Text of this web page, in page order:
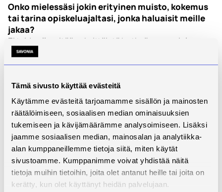
Tämä sivusto käyttää evästeitä
Käytämme evästeitä tarjoamamme sisällön ja mainosten
räätälöimiseen, sosiaalisen median ominaisuuksien
tukemiseen ja kävijämäärämme analysoimiseen. Lisäksi
jaamme sosiaalisen median, mainosalan ja analytiikka-
alan kumppaneillemme tietoja siitä, miten käytät
sivustoamme. Kumppanimme voivat yhdistää näitä
tietoja muihin tietoihin, joita olet antanut heille tai joita on
kerätty, kun olet käyttänyt heidän palvelujaan.
Onko mielessäsi jokin erityinen muisto, kokemus
tai tarina opiskeluajaltasi, jonka haluaisit meille
jakaa?
Ei taida olla mitään yksittäistä hetkeä, vaan mieleen
ovat jääneet kaikki tanssitunnit huippuopettajien
johdolla, ihanien opiskelukollegojen kannustavassa
miten selätit sen?
Yllättäen suurin haaste ei ollutkaan se, miten kroppa
kestää, vaan se, miten muistikapasiteetti riittää
kaikkien liikesarjojen nopeaan omaksumiseen.
Pikkuhiljaa vuosien aikana aloin tottua vauhtiin ja
opettajien omiin tyyleihin, mikä helpotti omaksumista.
Mikä on tärkein taito, jonka olet oppinut